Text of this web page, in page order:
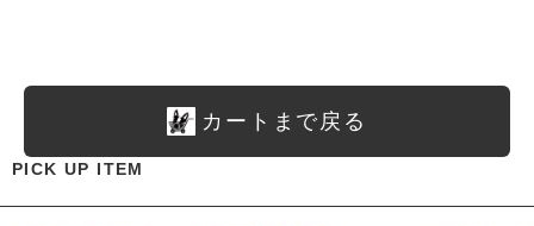
カートまで戻る
PICK UP ITEM